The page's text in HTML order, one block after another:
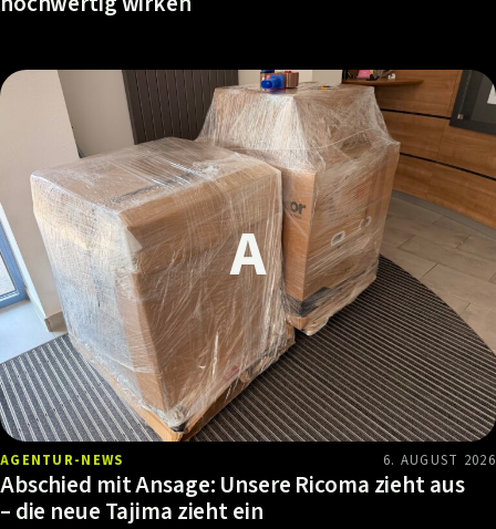
AGENTUR-NEWS 6. AUGUST 2026
Abschied mit Ansage: Unsere Ricoma zieht aus
– die neue Tajima zieht ein